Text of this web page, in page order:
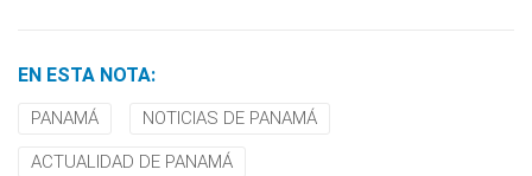
EN ESTA NOTA:
PANAMÁ NOTICIAS DE PANAMÁ
ACTUALIDAD DE PANAMÁ